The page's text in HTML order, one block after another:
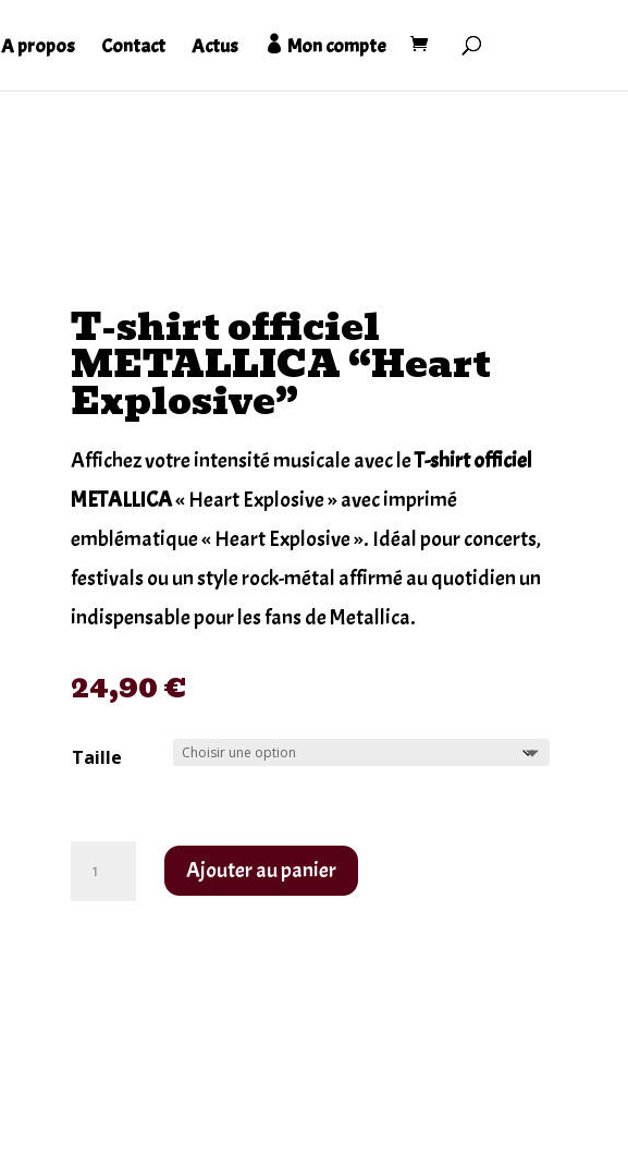
A propos Contact Actus Mon compte
T-shirt officiel
METALLICA “Heart
Explosive”
Affichez votre intensité musicale avec leT-shirt officiel
METALLICA« Heart Explosive » avec imprimé
emblématique « Heart Explosive ». Idéal pour concerts,
festivals ou un style rock-métal affirmé au quotidien un
indispensable pour les fans de Metallica.
24,90€
Taille
Ajouter au panier